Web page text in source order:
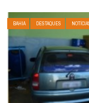
BAHIA DESTAQUES